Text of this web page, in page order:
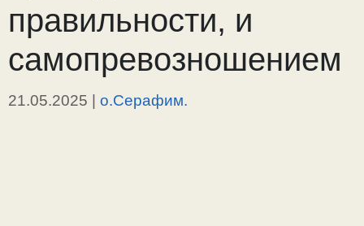
правильности, и
самопревозношением
21.05.2025 | о.Серафим.